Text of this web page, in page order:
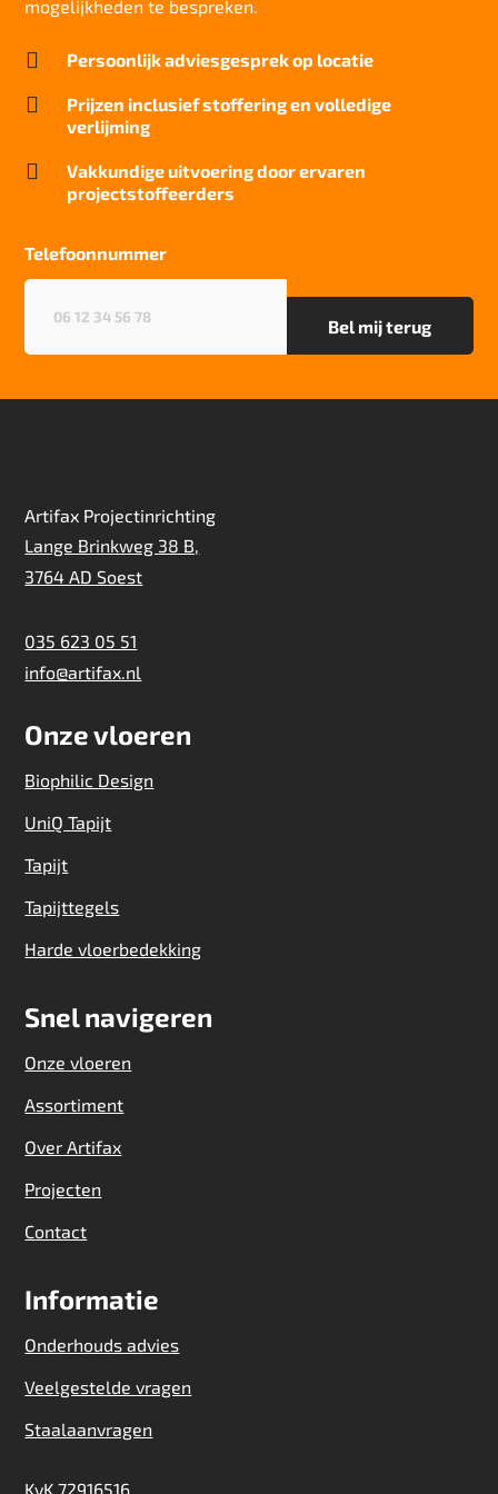
mogelijkheden te bespreken.
 Persoonlijk adviesgesprek op locatie

Prijzen inclusief stoffering en volledige
verlijming

Vakkundige uitvoering door ervaren
projectstoffeerders
Telefoonnummer
Artifax Projectinrichting
Lange Brinkweg 38 B,
3764 AD Soest
035 623 05 51
info@artifax.nl
Onze vloeren
Biophilic Design
UniQ Tapijt
Tapijt
Tapijttegels
Harde vloerbedekking
Snel navigeren
Onze vloeren
Assortiment
Over Artifax
Projecten
Contact
Informatie
Onderhouds advies
Veelgestelde vragen
Staalaanvragen
KvK 72916516